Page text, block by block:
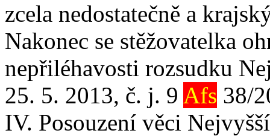
zcela nedostatečně a
Nakonec se stěžovatelka
nepřiléhavosti rozsudku
25. 5. 2013, č. j. 9 Afs 38/
IV. Posouzení věci